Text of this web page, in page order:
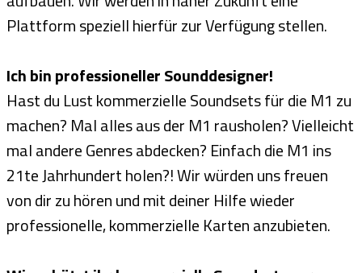
Plattform speziell hierfür zur Verfügung stellen.
Ich bin professioneller Sounddesigner!
Hast du Lust kommerzielle Soundsets für die M1 zu
machen? Mal alles aus der M1 rausholen? Vielleicht
mal andere Genres abdecken? Einfach die M1 ins
21te Jahrhundert holen?! Wir würden uns freuen
von dir zu hören und mit deiner Hilfe wieder
professionelle, kommerzielle Karten anzubieten.